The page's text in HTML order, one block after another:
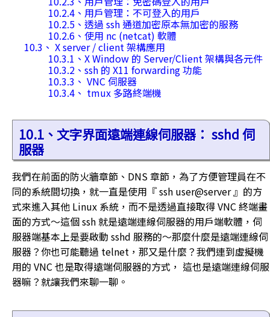
10.2.4、用戶管理：不可登入的用戶
10.2.5、透過 ssh 通道加密原本無加密的服務
10.2.6、使用 nc (netcat) 軟體
10.3、 X server / client 架構應用
10.3.1、X Window 的 Server/Client 架構與各元件
10.3.2、ssh 的 X11 forwarding 功能
10.3.3、 VNC 伺服器
10.3.4、 tmux 多路終端機
10.1、文字界面遠端連線伺服器： sshd 伺
服器
我們在前面的防火牆章節、DNS 章節，為了方便管理員在不
同的系統間切換，就一直是使用『 ssh user@server 』的方
式來進入其他 Linux 系統，而不是透過直接取得 VNC 終端畫
面的方式～這個 ssh 就是遠端連線伺服器的用戶端軟體，伺
服器端基本上是要啟動 sshd 服務的～那麼什麼是遠端連線伺
服器？你也可能聽過 telnet，那又是什麼？我們連到虛擬機
用的 VNC 也是取得遠端伺服器的方式， 這也是遠端連線伺服
器嘛？就讓我們來聊一聊。